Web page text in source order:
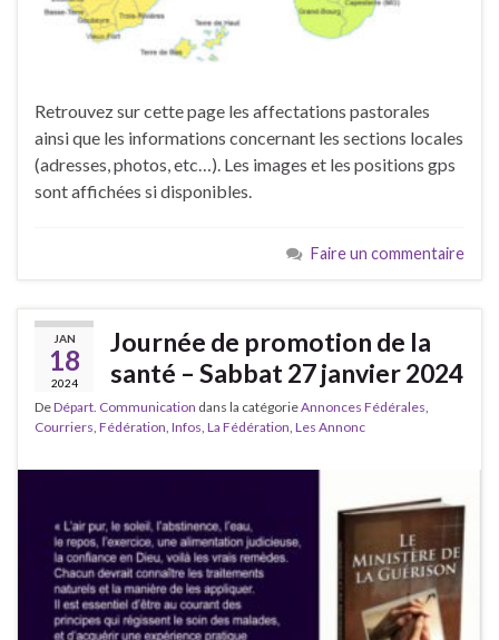
Retrouvez sur cette page les affectations pastorales
ainsi que les informations concernant les sections locales
(adresses, photos, etc…). Les images et les positions gps
sont affichées si disponibles.
Faire un commentaire
JAN
18
2024
Journée de promotion de la
santé – Sabbat 27 janvier 2024
DeDépart. Communication dans la catégorieAnnonces Fédérales
Courriers Fédération Infos La Fédération Les Annonc